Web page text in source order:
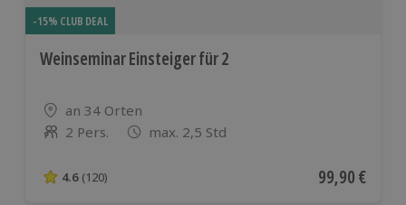
-15% CLUB DEAL
Weinseminar Einsteiger für 2
Standort
an 34 Orten
Anzahl der Teilnehmer
2 Pers. max. 2,5 Std
4.6 von 5 Sternen basierend auf 120 Bewertungen
4.6 (120) Aktueller
99,90 €